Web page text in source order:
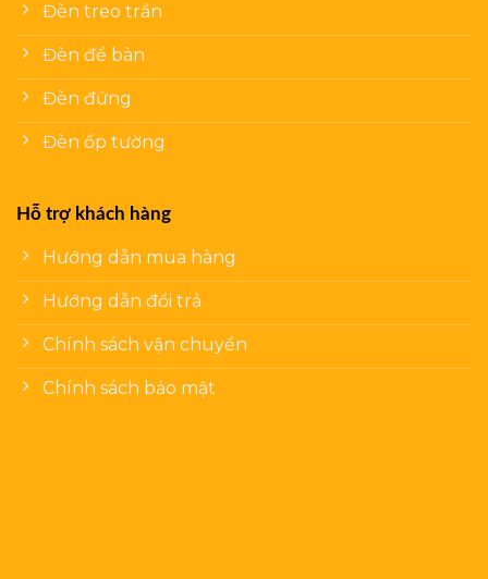
Đèn treo trần
Đèn để bàn
Đèn đứng
Đèn ốp tường
Hỗ trợ khách hàng
Hướng dẫn mua hàng
Hướng dẫn đổi trả
Chính sách vận chuyển
Chính sách bảo mật